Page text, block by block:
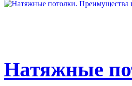
Натяжные